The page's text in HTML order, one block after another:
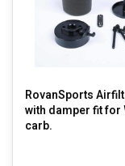
RovanSports
with damper fit for
carb.